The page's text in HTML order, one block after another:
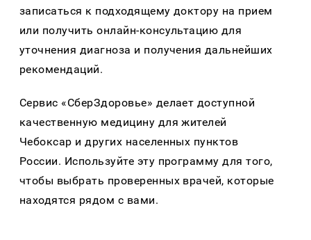
записаться к подходящему доктору на прием
или получить онлайн-консультацию для
уточнения диагноза и получения дальнейших
рекомендаций.
Сервис «СберЗдоровье» делает доступной
качественную медицину для жителей
Чебоксар и других населенных пунктов
России. Используйте эту программу для того,
чтобы выбрать проверенных врачей, которые
находятся рядом с вами.